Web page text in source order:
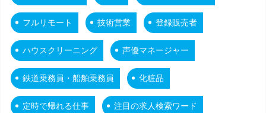
フルリモート 技術営業 登録販売者
ハウスクリーニング 声優マネージャー
鉄道乗務員・船舶乗務員 化粧品
定時で帰れる仕事 注目の求人検索ワード